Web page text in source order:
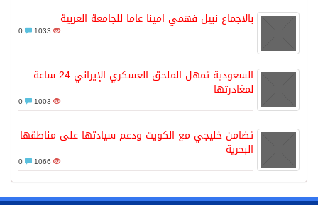
بالاجماع نبيل فهمي امينا عاما للجامعة العربية
1033
السعودية تمهل الملحق العسكري الإيراني 24 ساعة
لمغادرتها
1003
تضامن خليجي مع الكويت ودعم سيادتها على مناطقها
البحرية
1066